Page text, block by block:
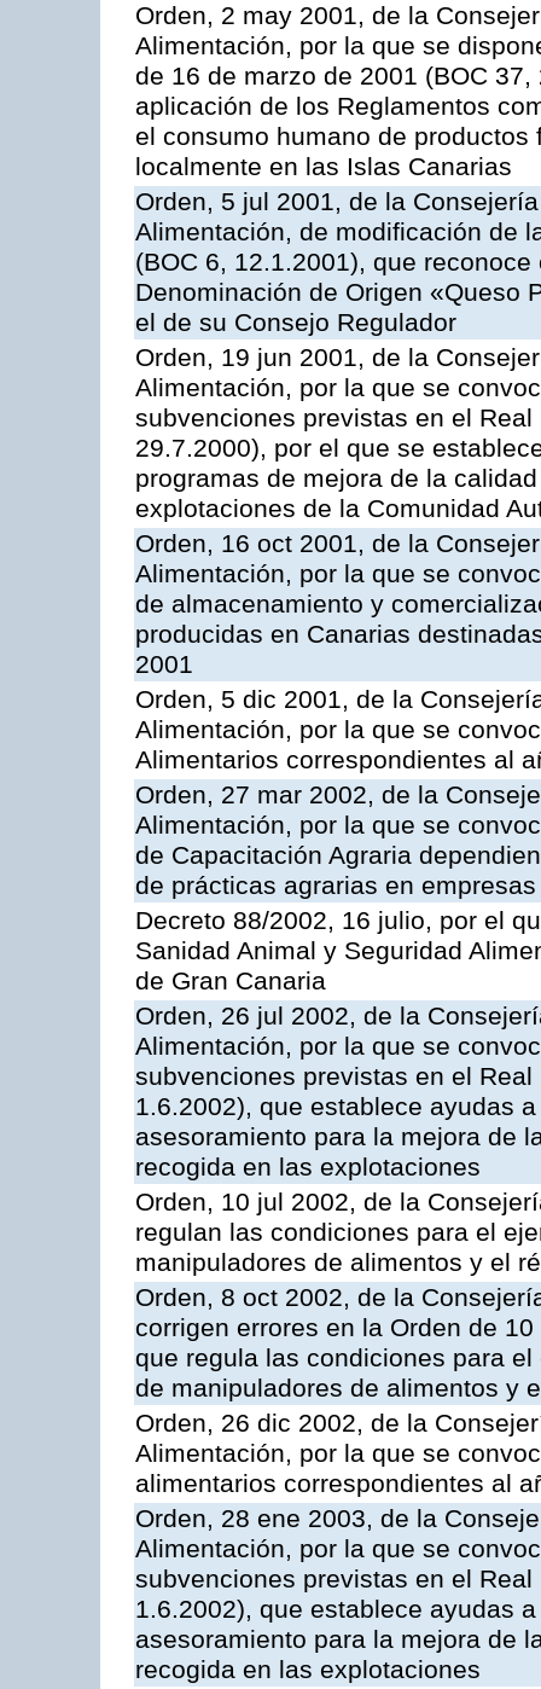
Orden, 2 may 2001, de la
Alimentación, por la que se
de 16 de marzo de 2001 (BOC
aplicación de los Reglamentos
el consumo humano de
localmente en las Islas Canarias
Orden, 5 jul 2001, de la
Alimentación, de modificación de
(BOC 6, 12.1.2001), que
Denominación de Origen «Queso
el de su Consejo Regulador
Orden, 19 jun 2001, de la
Alimentación, por la que se
subvenciones previstas en el
29.7.2000), por el que se
programas de mejora de la
explotaciones de la Comunidad
Orden, 16 oct 2001, de la
Alimentación, por la que se
de almacenamiento y
producidas en Canarias
2001
Orden, 5 dic 2001, de la
Alimentación, por la que se
Alimentarios correspondientes al
Orden, 27 mar 2002, de la
Alimentación, por la que se
de Capacitación Agraria
de prácticas agrarias en
Decreto 88/2002, 16 julio, por el
Sanidad Animal y Seguridad
de Gran Canaria
Orden, 26 jul 2002, de la
Alimentación, por la que se
subvenciones previstas en el
1.6.2002), que establece ayudas
asesoramiento para la mejora de
recogida en las explotaciones
Orden, 10 jul 2002, de la
regulan las condiciones para el
manipuladores de alimentos y el
Orden, 8 oct 2002, de la
corrigen errores en la Orden de
que regula las condiciones para
de manipuladores de alimentos y
Orden, 26 dic 2002, de la
Alimentación, por la que se
alimentarios correspondientes al
Orden, 28 ene 2003, de la
Alimentación, por la que se
subvenciones previstas en el
1.6.2002), que establece ayudas
asesoramiento para la mejora de
recogida en las explotaciones